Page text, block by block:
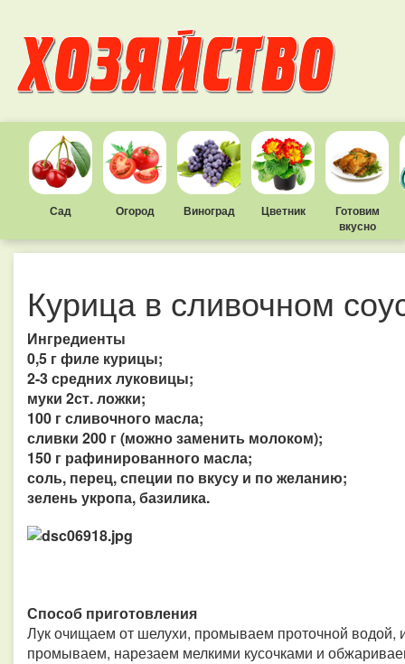
Сад Огород Виноград Цветник
Готовим
вкусно
Курица в сливочном
Ингредиенты
0,5 г филе курицы;
2-3 средних луковицы;
муки 2ст. ложки;
100 г сливочного масла;
сливки 200 г (можно заменить молоком);
150 г рафинированного масла;
соль, перец, специи по вкусу и по желанию;
зелень укропа, базилика.
Способ приготовления
Лук очищаем от шелухи, промываем проточной водой,
промываем, нарезаем мелкими кусочками и